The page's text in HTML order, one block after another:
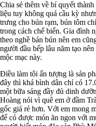
Chia sẻ thêm về bí quyết
liệu tuy không quá cầu kỳ
trưng cho bún rạm, bún tôm
trong cách chế biến. Gia đình
theo nghề bán bún nên em
người đầu bếp lâu năm tạo
mộc mạc này.
Điều làm tôi ấn tượng là sản
đây thì khá bình dân chỉ có
một bữa sáng đầy đủ dinh
Hoàng nói vì quê em ở đầm
gốc giá rẻ hơn. Với em mong
để có được món ăn ngon với